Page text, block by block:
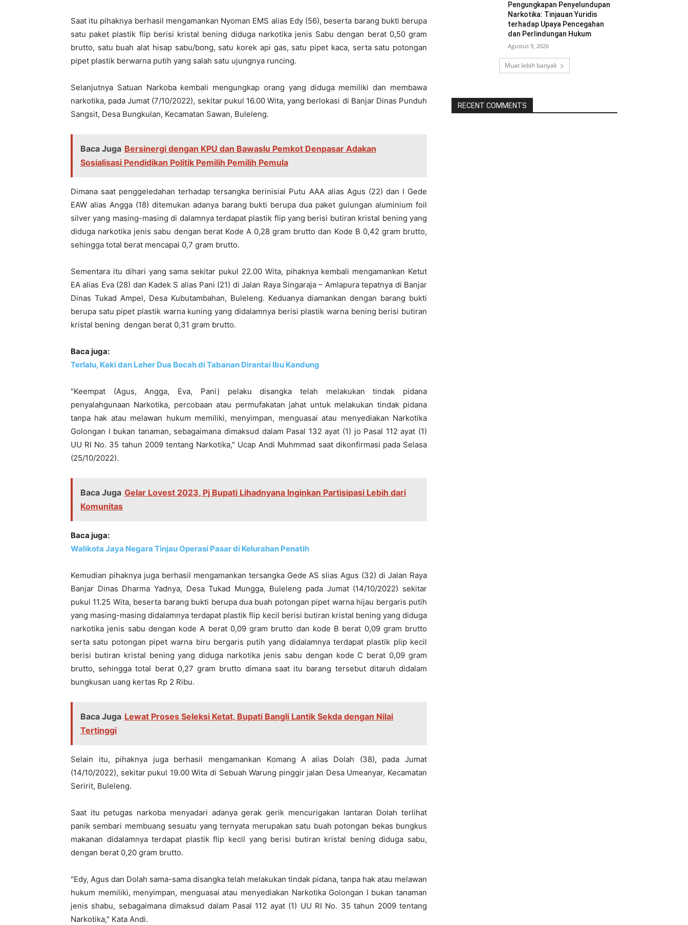
Saat itu pihaknya berhasil mengamankan Nyoman EMS alias Edy (56), beserta barang bukti berupa
satu paket plastik flip berisi kristal bening diduga narkotika jenis Sabu dengan berat 0,50 gram
brutto, satu buah alat hisap sabu/bong, satu korek api gas, satu pipet kaca, serta satu potongan
pipet plastik berwarna putih yang salah satu ujungnya runcing.
Selanjutnya Satuan Narkoba kembali mengungkap orang yang diduga memiliki dan membawa
narkotika, pada Jumat (7/10/2022), sekitar pukul 16.00 Wita, yang berlokasi di Banjar Dinas Punduh
Sangsit, Desa Bungkulan, Kecamatan Sawan, Buleleng.
Baca Juga Bersinergi dengan KPU dan Bawaslu Pemkot Denpasar Adakan
Sosialisasi Pendidikan Politik Pemilih Pemilih Pemula
Dimana saat penggeledahan terhadap tersangka berinisial Putu AAA alias Agus (22) dan I Gede
EAW alias Angga (18) ditemukan adanya barang bukti berupa dua paket gulungan aluminium foil
silver yang masing-masing di dalamnya terdapat plastik flip yang berisi butiran kristal bening yang
diduga narkotika jenis sabu dengan berat Kode A 0,28 gram brutto dan Kode B 0,42 gram brutto,
sehingga total berat mencapai 0,7 gram brutto.
Sementara itu dihari yang sama sekitar pukul 22.00 Wita, pihaknya kembali mengamankan Ketut
EA alias Eva (28) dan Kadek S alias Pani (21) di Jalan Raya Singaraja – Amlapura tepatnya di Banjar
Dinas Tukad Ampel, Desa Kubutambahan, Buleleng. Keduanya diamankan dengan barang bukti
berupa satu pipet plastik warna kuning yang didalamnya berisi plastik warna bening berisi butiran
kristal bening dengan berat 0,31 gram brutto.
Baca juga:
Terlalu, Kaki dan Leher Dua Bocah di Tabanan Dirantai Ibu Kandung
"Keempat (Agus, Angga, Eva, Pani) pelaku disangka telah melakukan tindak pidana
penyalahgunaan Narkotika, percobaan atau permufakatan jahat untuk melakukan tindak pidana
tanpa hak atau melawan hukum memiliki, menyimpan, menguasai atau menyediakan Narkotika
Golongan I bukan tanaman, sebagaimana dimaksud dalam Pasal 132 ayat (1) jo Pasal 112 ayat (1)
UU RI No. 35 tahun 2009 tentang Narkotika," Ucap Andi Muhmmad saat dikonfirmasi pada Selasa
(25/10/2022).
Baca Juga Gelar Lovest 2023, Pj Bupati Lihadnyana Inginkan Partisipasi Lebih dari
Komunitas
Baca juga:
Walikota Jaya Negara Tinjau Operasi Pasar di Kelurahan Penatih
Kemudian pihaknya juga berhasil mengamankan tersangka Gede AS slias Agus (32) di Jalan Raya
Banjar Dinas Dharma Yadnya, Desa Tukad Mungga, Buleleng pada Jumat (14/10/2022) sekitar
pukul 11.25 Wita, beserta barang bukti berupa dua buah potongan pipet warna hijau bergaris putih
yang masing-masing didalamnya terdapat plastik flip kecil berisi butiran kristal bening yang diduga
narkotika jenis sabu dengan kode A berat 0,09 gram brutto dan kode B berat 0,09 gram brutto
serta satu potongan pipet warna biru bergaris putih yang didalamnya terdapat plastik plip kecil
berisi butiran kristal bening yang diduga narkotika jenis sabu dengan kode C berat 0,09 gram
brutto, sehingga total berat 0,27 gram brutto dimana saat itu barang tersebut ditaruh didalam
bungkusan uang kertas Rp 2 Ribu.
Baca Juga Lewat Proses Seleksi Ketat, Bupati Bangli Lantik Sekda dengan Nilai
Tertinggi
Selain itu, pihaknya juga berhasil mengamankan Komang A alias Dolah (38), pada Jumat
(14/10/2022), sekitar pukul 19.00 Wita di Sebuah Warung pinggir jalan Desa Umeanyar, Kecamatan
Seririt, Buleleng.
Saat itu petugas narkoba menyadari adanya gerak gerik mencurigakan lantaran Dolah terlihat
panik sembari membuang sesuatu yang ternyata merupakan satu buah potongan bekas bungkus
makanan didalamnya terdapat plastik flip kecil yang berisi butiran kristal bening diduga sabu,
dengan berat 0,20 gram brutto.
"Edy, Agus dan Dolah sama-sama disangka telah melakukan tindak pidana, tanpa hak atau melawan
hukum memiliki, menyimpan, menguasai atau menyediakan Narkotika Golongan I bukan tanaman
jenis shabu, sebagaimana dimaksud dalam Pasal 112 ayat (1) UU RI No. 35 tahun 2009 tentang
Narkotika," Kata Andi.
Pengungkapan Penyelundupan
Narkotika: Tinjauan Yuridis
terhadap Upaya Pencegahan
dan Perlindungan Hukum
Agustus 9, 2026
Muat lebih banyak
RECENT COMMENTS